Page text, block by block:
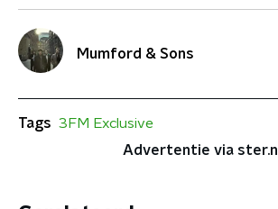
Mumford & Sons
Tags 3FM Exclusive
Advertentie via ster.nl